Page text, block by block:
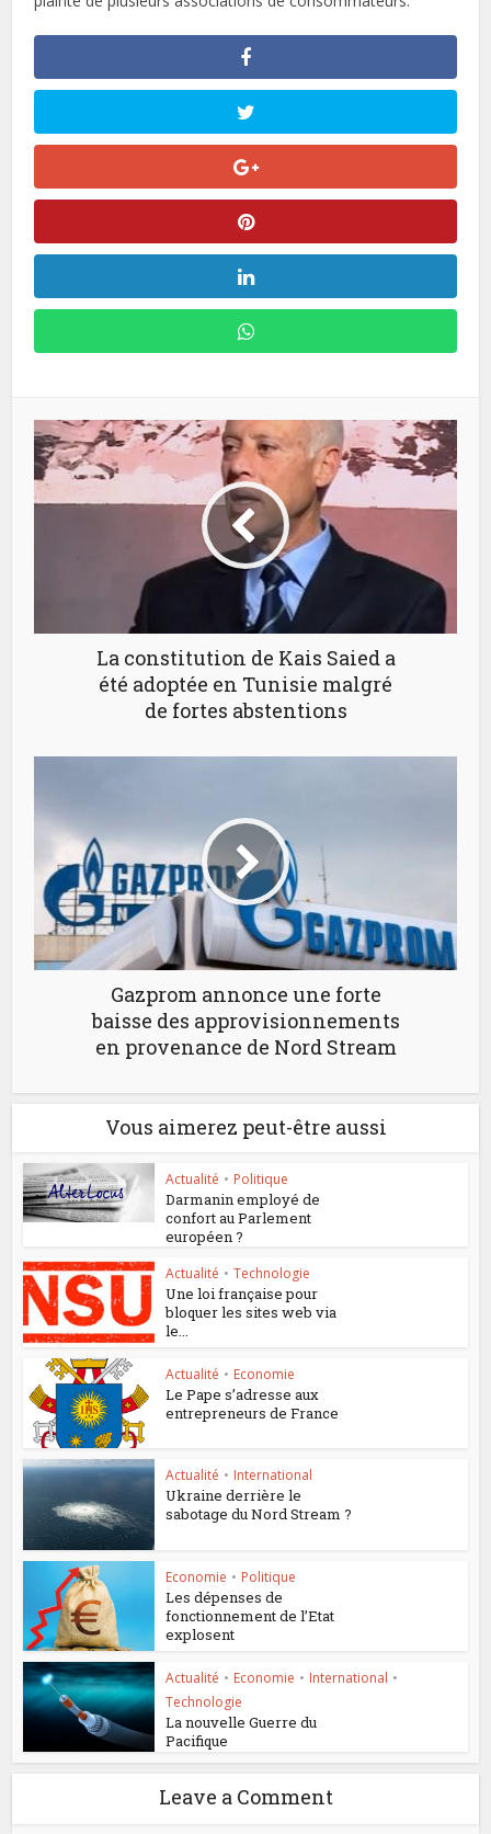
La constitution de Kais Saied a
été adoptée en Tunisie malgré
de fortes abstentions
Gazprom annonce une forte
baisse des approvisionnements
en provenance de Nord Stream
Vous aimerez peut-être aussi
Actualité • Politique
Darmanin employé de
confort au Parlement
européen ?
Actualité • Technologie
Une loi française pour
bloquer les sites web via
le...
Actualité • Economie
Le Pape s’adresse aux
entrepreneurs de France
Actualité • International
Ukraine derrière le
sabotage du Nord Stream ?
Economie • Politique
Les dépenses de
fonctionnement de l’Etat
explosent
Actualité • Economie • International •
Technologie
La nouvelle Guerre du
Pacifique
Leave a Comment